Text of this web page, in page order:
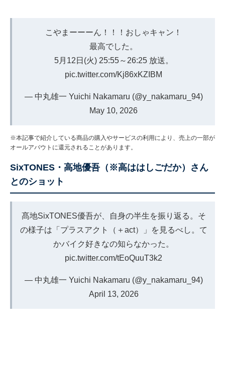
こやまーーーん！！！おしゃキャン！
最高でした。
5月12日(火) 25:55～26:25 放送。
pic.twitter.com/Kj86xKZIBM
— 中丸雄一 Yuichi Nakamaru (@y_nakamaru_94)
May 10, 2026
※本記事で紹介している商品の購入やサービスの利用により、売上の一部が
オールアバウトに還元されることがあります。
SixTONES・高地優吾（※高ははしごだか）さん
とのショット
髙地SixTONES優吾が、自身の半生を振り返る。そ
の様子は「プラスアクト（＋act）」を見るべし。て
かバイク好きなの知らなかった。
pic.twitter.com/tEoQuuT3k2
— 中丸雄一 Yuichi Nakamaru (@y_nakamaru_94)
April 13, 2026